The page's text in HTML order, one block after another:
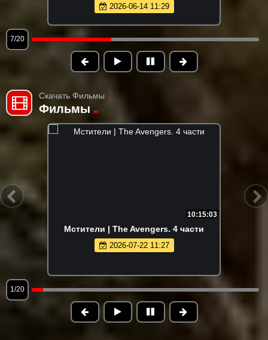
2026-06-14 11:29
7/20
Скачать Фильмы
Фильмы
10:15:03
Мстители | The Avengers. 4 части
2026-07-22 11:27
1/20